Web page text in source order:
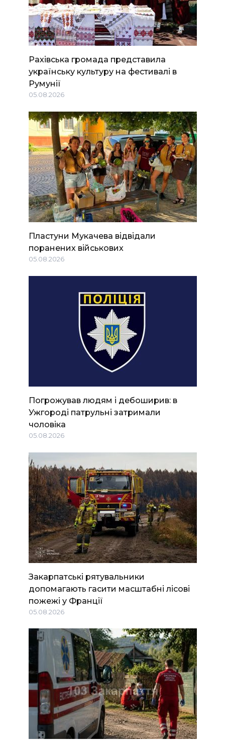
Рахівська громада представила
українську культуру на фестивалі в
Румунії
05.08.2026
Пластуни Мукачева відвідали
поранених військових
05.08.2026
Погрожував людям і дебоширив: в
Ужгороді патрульні затримали
чоловіка
05.08.2026
Закарпатські рятувальники
допомагають гасити масштабні лісові
пожежі у Франції
05.08.2026